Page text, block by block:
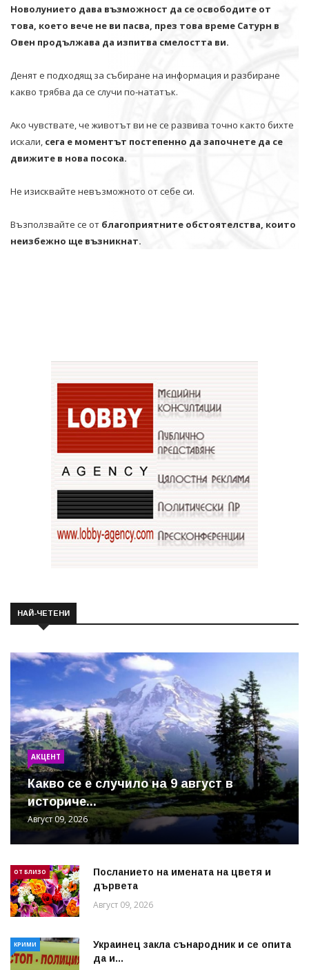
Новолунието дава възможност да се освободите от
това, което вече не ви пасва, през това време Сатурн в
Овен продължава да изпитва смелостта ви.
Денят е подходящ за събиране на информация и разбиране
какво трябва да се случи по-нататък.
Ако чувствате, че животът ви не се развива точно както бихте
искали, сега е моментът постепенно да започнете да се
движите в нова посока.
Не изисквайте невъзможното от себе си.
Възползвайте се от благоприятните обстоятелства, които
неизбежно ще възникнат.
НАЙ-ЧЕТЕНИ
АКЦЕНТ
Какво се е случило на 9 август в
историче...
Август 09, 2026
ОТ БЛИЗО
Посланието на имената на цветя и
дървета
Август 09, 2026
КРИМИ
Украинец закла сънародник и се опита
да и...